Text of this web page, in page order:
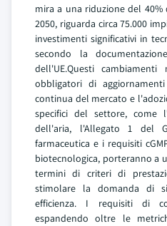
mira a una riduzione del
2050, riguarda circa 75.000
investimenti significativi in
secondo la
dell'UE.Questi
obbligatori di
continua del mercato e
specifici del settore, come
dell'aria, l'Allegato 1 del
farmaceutica e i requisiti
biotecnologica, porteranno a
termini di criteri di
stimolare la domanda di
efficienza. I requisiti di
espandendo oltre le